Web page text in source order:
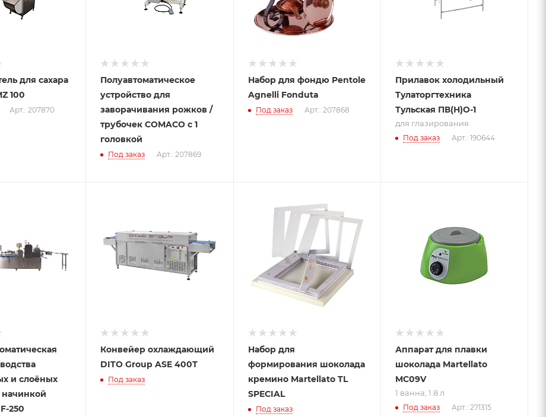
для сахара
100
Арт.: 207870
Полуавтоматическое
устройство для
заворачивания рожков /
трубочек COMACO с 1
головкой
Под заказ Арт.: 207869
Набор для фондю Pentole
Agnelli Fonduta
Под заказ Арт.: 207868
Прилавок холодильный
Тулаторгтехника
Тульская ПВ(Н)О-1
для глазирования
Под заказ Арт.: 190644
и слоёных
250
Конвейер охлаждающий
DITO Group ASE 400Т
Под заказ
Набор для
формирования шоколада
кремино Martellato TL
SPECIAL
Под заказ
Аппарат для плавки
шоколада Martellato
MC09V
1 ванна; 1.8 л
Под заказ Арт.: 271315